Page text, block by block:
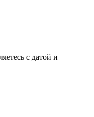
с датой и